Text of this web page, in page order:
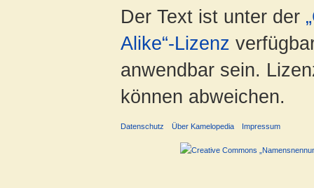
Der Text ist unter der
Alike“-Lizenz
anwendbar sein.
können abweichen.
Datenschutz Über Kamelopedia Impressum